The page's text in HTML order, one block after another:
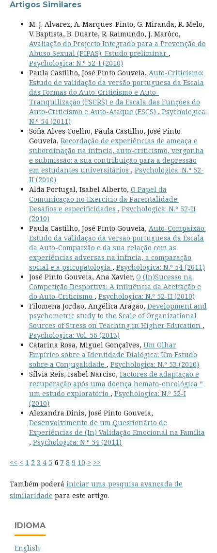
Artigos Similares
M. J. Alvarez, A. Marques-Pinto, G. Miranda, R. Melo,
V. Baptista, B. Duarte, R. Raimundo, J. Marôco,
Avaliação do Projecto Integrado para a Prevenção do
Abuso Sexual (PIPAS): Estudo preliminar ,
Psychologica: N.º 52-I (2010)
Paula Castilho, José Pinto Gouveia, Auto-Criticismo:
Estudo de validação da versão portuguesa da Escala
das Formas do Auto-Criticismo e Auto-
Tranquilização (FSCRS) e da Escala das Funções do
Auto-Criticismo e Auto-Ataque (FSCS) , Psychologica:
N.º 54 (2011)
Sofia Alves Coelho, Paula Castilho, José Pinto
Gouveia, Recordação de experiências de ameaça e
subordinação na infncia, auto-criticismo, vergonha
e submissão: a sua contribuição para a depressão
em estudantes universitários , Psychologica: N.º 52-
II (2010)
Alda Portugal, Isabel Alberto, O Papel da
Comunicação no Exercício da Parentalidade:
Desafios e especificidades , Psychologica: N.º 52-II
(2010)
Paula Castilho, José Pinto Gouveia, Auto-Compaixão:
Estudo da validação da versão portuguesa da Escala
da Auto-Compaixão e da sua relação com as
experiências adversas na infncia, a comparação
social e a psicopatologia , Psychologica: N.º 54 (2011)
José Pinto Gouveia, Ana Xavier, O (In)Sucesso na
Competição Desportiva: A influência da Aceitação e
do Auto-Criticismo , Psychologica: N.º 52-II (2010)
Filomena Jordão, Angélica Aragão, Development and
psychometric study to the Scale of Organizational
Sources of Stress on Teaching in Higher Education ,
Psychologica: Vol. 56 (2013)
Catarina Rosa, Miguel Gonçalves, Um Olhar
Empírico sobre a Identidade Dialógica: Um Estudo
sobre a Conjugalidade , Psychologica: N.º 53 (2010)
Sílvia Reis, Isabel Narciso, Factores de adaptação e
recuperação após uma doença hemato-oncológica “
um estudo exploratório , Psychologica: N.º 52-I
(2010)
Alexandra Dinis, José Pinto Gouveia,
Desenvolvimento de um Questionário de
Experiências de (In) Validação Emocional na Família
, Psychologica: N.º 54 (2011)
<< < 1 2 3 4 5 6 7 8 9 10 > >>
Também poderá iniciar uma pesquisa avançada de
similaridade para este artigo.
IDIOMA
English